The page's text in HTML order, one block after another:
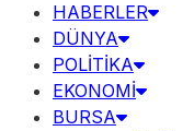
HABERLER
DÜNYA
POLİTİKA
EKONOMİ
BURSA